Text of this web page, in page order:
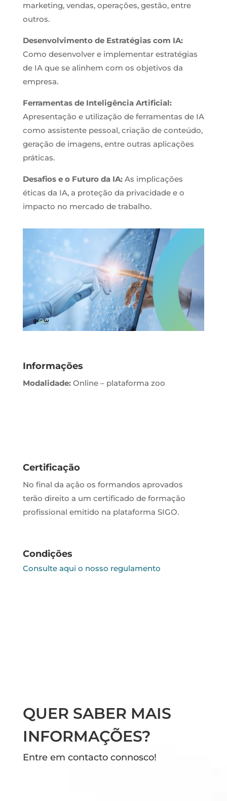
marketing, vendas, operações, gestão, entre
outros.
Desenvolvimento de Estratégias com IA:
Como desenvolver e implementar estratégias
de IA que se alinhem com os objetivos da
empresa.
Ferramentas de Inteligência Artificial:
Apresentação e utilização de ferramentas de IA
como assistente pessoal, criação de conteúdo,
geração de imagens, entre outras aplicações
práticas.
Desafios e o Futuro da IA:As implicações
éticas da IA, a proteção da privacidade e o
impacto no mercado de trabalho.
Informações
Modalidade:Online – plataforma zoo
Certificação
No final da ação os formandos aprovados
terão direito a um certificado de formação
profissional emitido na plataforma SIGO.
Condições
Consulte aqui o nosso regulamento
QUER SABER MAIS
INFORMAÇÕES?
Entre em contacto connosco!